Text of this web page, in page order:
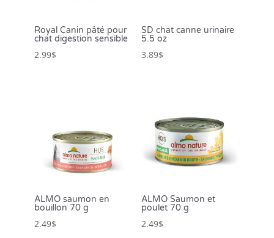
Royal Canin pâté pour
chat digestion sensible
2.99$
SD chat canne urinaire
5.5 oz
3.89$
ALMO saumon en
bouillon 70 g
2.49$
ALMO Saumon et
poulet 70 g
2.49$